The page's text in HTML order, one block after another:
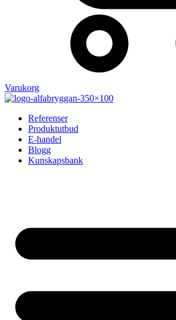
Varukorg
Referenser
Produktutbud
E-handel
Blogg
Kunskapsbank